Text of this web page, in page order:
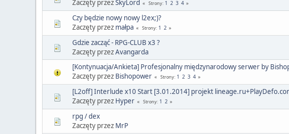
Zaczęty przezSkyLord Strony 1 2 3 4
Czy będzie nowy nowy l2ex;)?
Zaczęty przez małpa Strony 1 2
Gdzie zacząć - RPG-CLUB x3 ?
Zaczęty przezAvangarda
[Kontynuacja/Ankieta] Profesjonalny międzynarodowy serwer by
Zaczęty przez Bishopower Strony 1 2 3 4
[L2off] Interlude x10 Start [3.01.2014] projekt
Zaczęty przez Hyper Strony 1 2
rpg / dex
Zaczęty przez MrP